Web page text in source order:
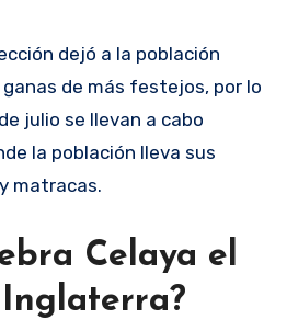
dejó a la población
de más festejos, por lo
julio se llevan a cabo
la población lleva sus
matracas.
Celaya el